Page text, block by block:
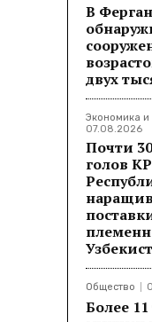
В
двух
Экономика и
07.08.2026
Почти
голов
Общество
Более